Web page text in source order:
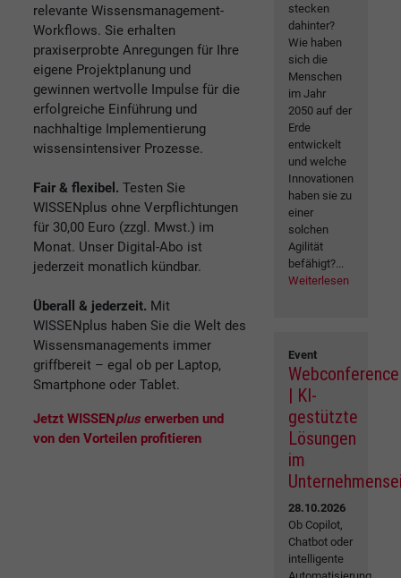
relevante Wissensmanagement-
Workflows. Sie erhalten
praxiserprobte Anregungen für Ihre
eigene Projektplanung und
gewinnen wertvolle Impulse für die
erfolgreiche Einführung und
nachhaltige Implementierung
wissensintensiver Prozesse.
Fair & flexibel. Testen Sie
WISSENplus ohne Verpflichtungen
für 30,00 Euro (zzgl. Mwst.) im
Monat. Unser Digital-Abo ist
jederzeit monatlich kündbar.
Überall & jederzeit. Mit
WISSENplus haben Sie die Welt des
Wissensmanagements immer
griffbereit – egal ob per Laptop,
Smartphone oder Tablet.
Jetzt WISSENplus erwerben und
von den Vorteilen profitieren
stecken
dahinter?
Wie haben
sich die
Menschen
im Jahr
2050 auf der
Erde
entwickelt
und welche
Innovationen
haben sie zu
einer
solchen
Agilität
befähigt?...
Weiterlesen
Event
Webconference
| KI-
gestützte
Lösungen
im
28.10.2026
Ob Copilot,
Chatbot oder
intelligente